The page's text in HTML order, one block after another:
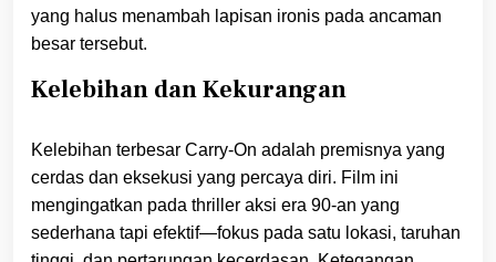
yang halus menambah lapisan ironis pada ancaman
besar tersebut.
Kelebihan dan Kekurangan
Kelebihan terbesar Carry-On adalah premisnya yang
cerdas dan eksekusi yang percaya diri. Film ini
mengingatkan pada thriller aksi era 90-an yang
sederhana tapi efektif—fokus pada satu lokasi, taruhan